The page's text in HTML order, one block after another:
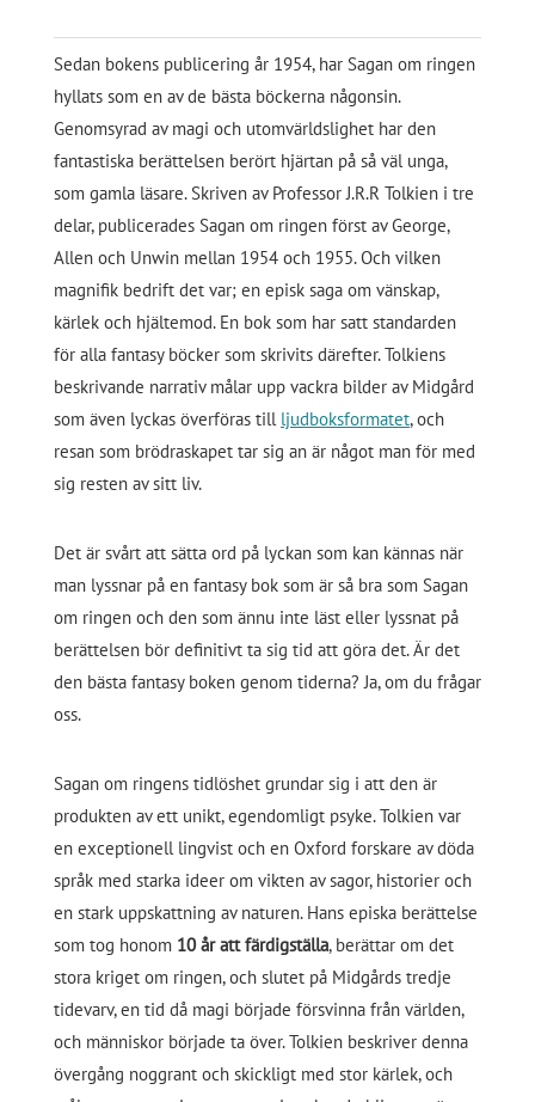
Sedan bokens publicering år 1954, har Sagan om ringen
hyllats som en av de bästa böckerna någonsin.
Genomsyrad av magi och utomvärldslighet har den
fantastiska berättelsen berört hjärtan på så väl unga,
som gamla läsare. Skriven av Professor J.R.R Tolkien i tre
delar, publicerades Sagan om ringen först av George,
Allen och Unwin mellan 1954 och 1955. Och vilken
magnifik bedrift det var; en episk saga om vänskap,
kärlek och hjältemod. En bok som har satt standarden
för alla fantasy böcker som skrivits därefter. Tolkiens
beskrivande narrativ målar upp vackra bilder av Midgård
som även lyckas överföras till ljudboksformatet, och
resan som brödraskapet tar sig an är något man för med
sig resten av sitt liv.
Det är svårt att sätta ord på lyckan som kan kännas när
man lyssnar på en fantasy bok som är så bra som Sagan
om ringen och den som ännu inte läst eller lyssnat på
berättelsen bör definitivt ta sig tid att göra det. Är det
den bästa fantasy boken genom tiderna? Ja, om du frågar
oss.
Sagan om ringens tidlöshet grundar sig i att den är
produkten av ett unikt, egendomligt psyke. Tolkien var
en exceptionell lingvist och en Oxford forskare av döda
språk med starka ideer om vikten av sagor, historier och
en stark uppskattning av naturen. Hans episka berättelse
som tog honom 10 år att färdigställa, berättar om det
stora kriget om ringen, och slutet på Midgårds tredje
tidevarv, en tid då magi började försvinna från världen,
och människor började ta över. Tolkien beskriver denna
övergång noggrant och skickligt med stor kärlek, och